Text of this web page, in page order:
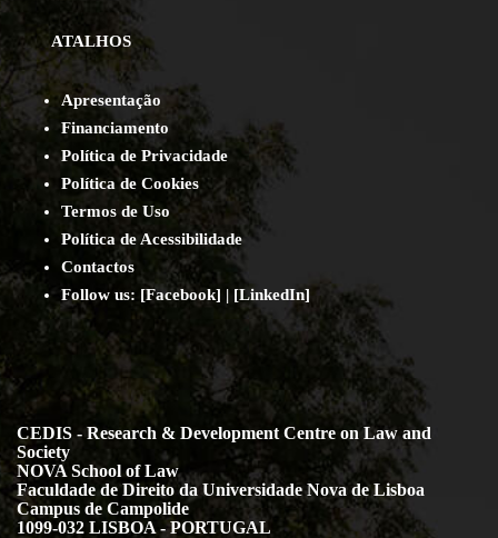
ATALHOS
Apresentação
Financiamento
Política de Privacidade
Política de Cookies
Termos de Uso
Política de Acessibilidade
Contactos
Follow us: [Facebook] | [LinkedIn]
CEDIS - Research & Development Centre on Law and
Society
NOVA School of Law
Faculdade de Direito da Universidade Nova de Lisboa
Campus de Campolide
1099-032 LISBOA - PORTUGAL